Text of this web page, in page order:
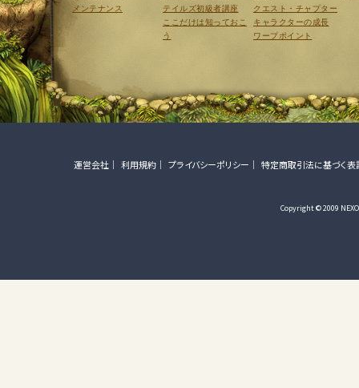
メンテナンス
テイルズ初級者講座
ここだけは知っておこ
う
クエスト・チャプター
キャラクターの成長
ワープポイント
運営会社 利用規約 プライバシーポリシー 特定商取引法に基づく表
Copyright © 2009